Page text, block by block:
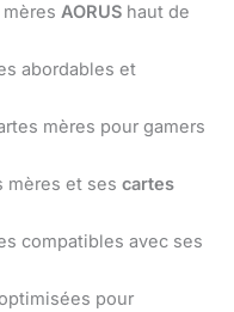
AORUS haut de
abordables et
mères pour gamers
mères et ses cartes
compatibles avec ses
pour